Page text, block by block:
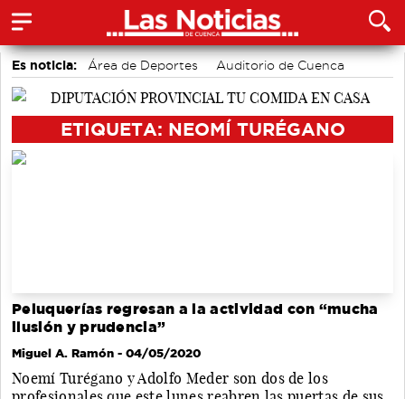
Es noticia: Área de Deportes
Auditorio de Cuenca
Bádminton
Actividades culturales en Cuenca
ETIQUETA: NEOMÍ TURÉGANO
Peluquerías regresan a la actividad con “mucha
ilusión y prudencia”
Miguel A. Ramón - 04/05/2020
Noemí Turégano y Adolfo Meder son dos de los